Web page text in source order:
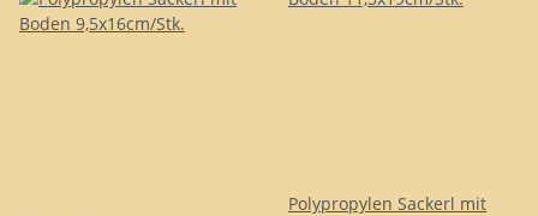
Polypropylen Sackerl mit